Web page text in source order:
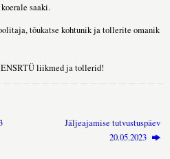
saaki.
tõukatse kohtunik ja tollerite omanik
liikmed ja tollerid!
Jäljeajamise tutvustuspäev
20.05.2023